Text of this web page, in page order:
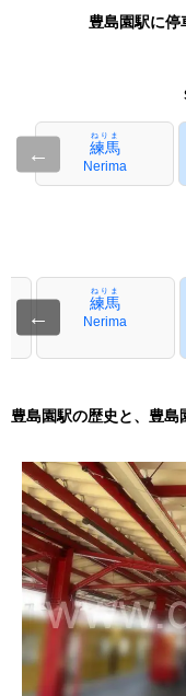
豊島園駅に停
← 練馬
ねりま
Nerima
←
練馬
ねりま
Nerima
豊島園駅の歴史と、豊